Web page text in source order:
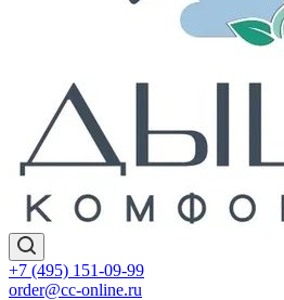
+7 (495) 151-09-99
order@cc-online.ru